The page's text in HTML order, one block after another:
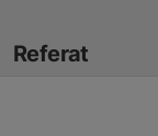
Referat